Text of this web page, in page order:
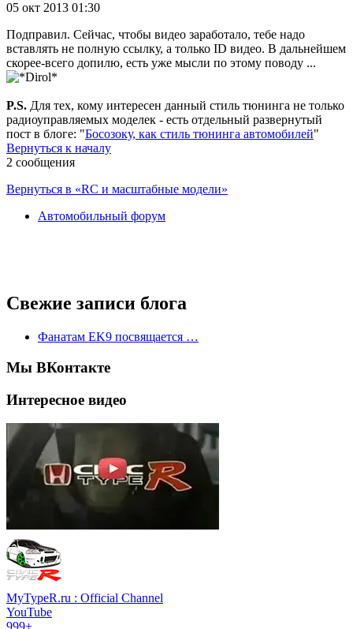
05 окт 2013 01:30
Подправил. Сейчас, чтобы видео заработало, тебе надо
вставлять не полную ссылку, а только ID видео. В дальнейшем
скорее-всего допилю, есть уже мысли по этому поводу ...
P.S. Для тех, кому интересен данный стиль тюнинга не только
радиоуправляемых моделек - есть отдельный развернутый
пост в блоге: "Босозоку, как стиль тюнинга автомобилей"
Вернуться к началу
2 сообщения
Вернуться в «RC и масштабные модели»
Автомобильный форум
Свежие записи блога
Фанатам EK9 посвящается …
Мы ВКонтакте
Интересное видео
MyTypeR.ru : Official Channel
YouTube